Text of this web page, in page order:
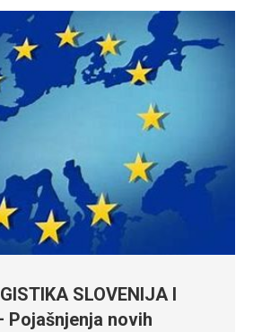
SLOVENIJA I
Pojašnjenja novih